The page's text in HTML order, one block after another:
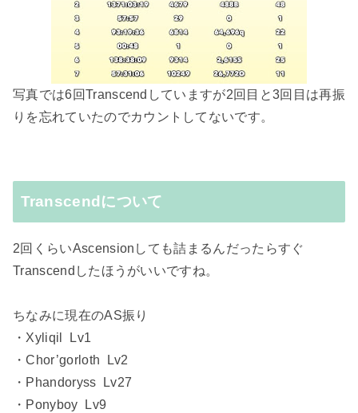
写真では6回Transcendしていますが2回目と3回目は再振
りを忘れていたのでカウントしてないです。
Transcendについて
2回くらいAscensionしても詰まるんだったらすぐ
Transcendしたほうがいいですね。
ちなみに現在のAS振り
・Xyliqil Lv1
・Chor’gorloth Lv2
・Phandoryss Lv27
・Ponyboy Lv9